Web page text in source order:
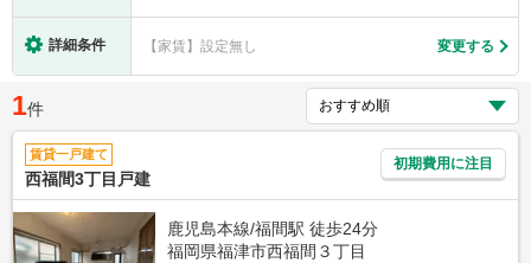
詳細条件 【家賃】設定無し 変更する
1件
賃貸一戸建て
西福間3丁目戸建
初期費用に注目
鹿児島本線/福間駅 徒歩24分
福岡県福津市西福間３丁目